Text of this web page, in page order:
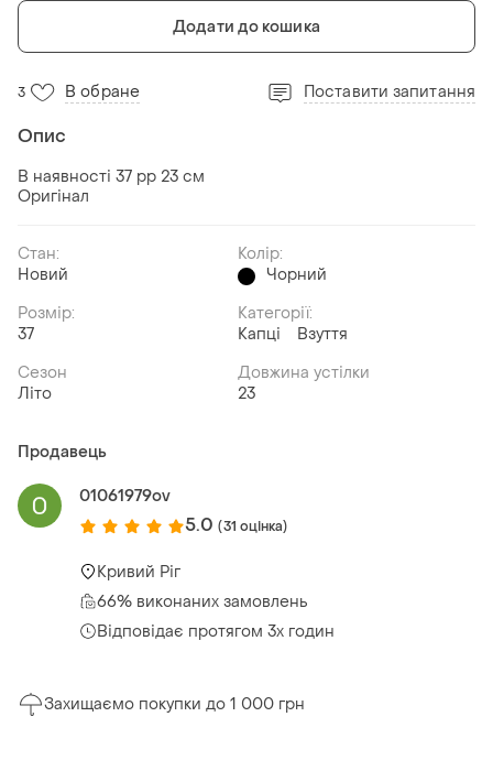
Додати до кошика
3 В обране Поставити запитання
Опис
В наявності 37 рр 23 см
Оригінал
Стан:
Новий
Колір:
Чорний
Розмір:
37
Категорії:
Капці
Взуття
Сезон
Літо
Довжина устілки
23
Продавець
01061979ov
5.0 (31 оцінка)
Кривий Ріг
66% виконаних замовлень
Відповідає протягом 3х годин
Захищаємо покупки до 1 000 грн